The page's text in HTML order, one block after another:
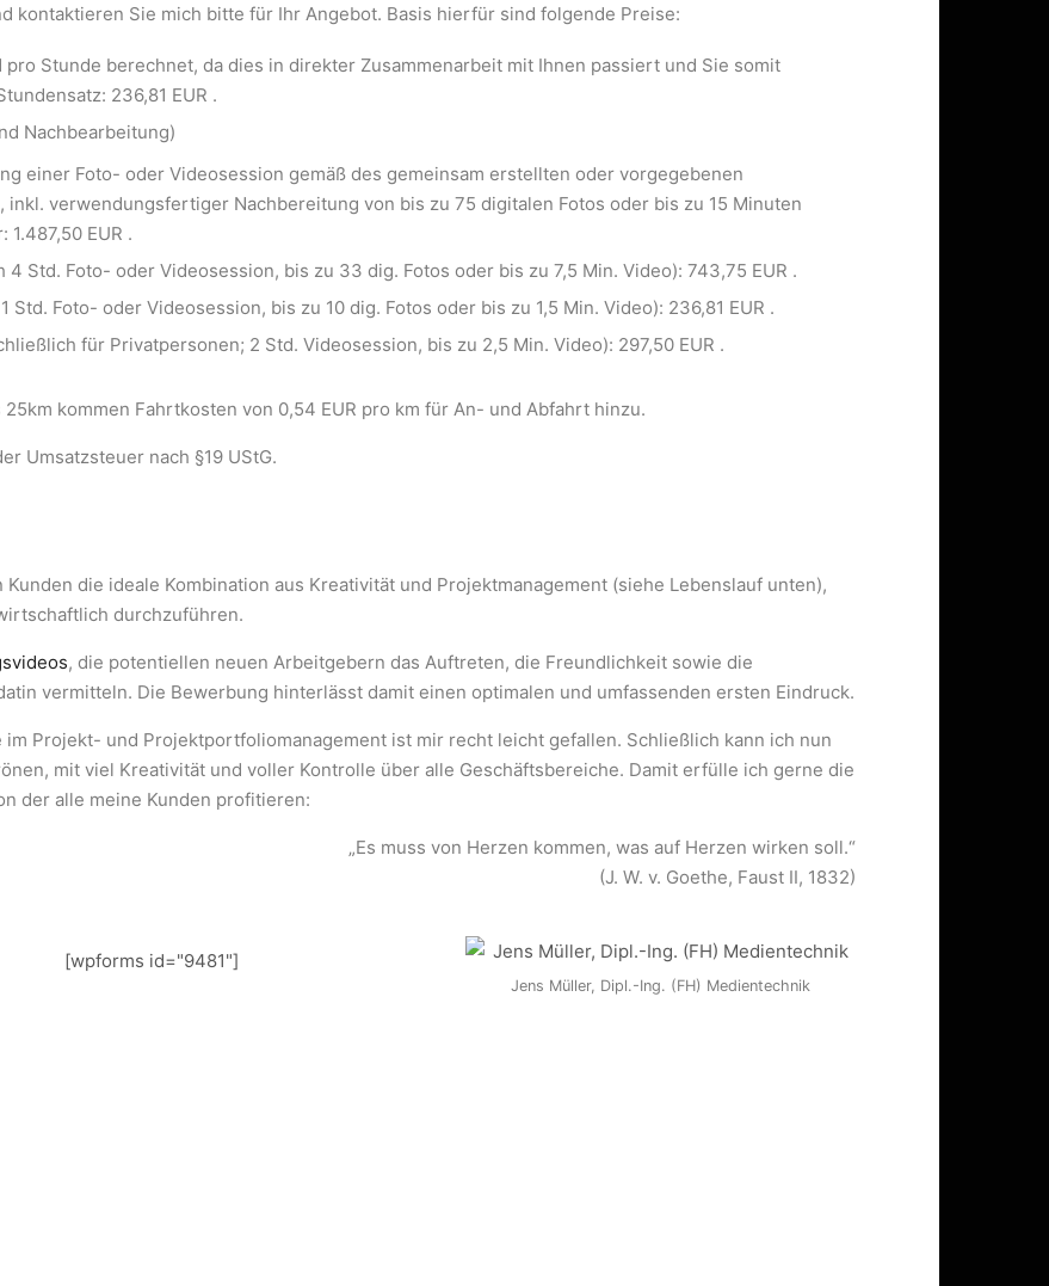
kontaktieren Sie mich bitte für Ihr Angebot. Basis hierfür sind folgende Preise:
Stunde berechnet, da dies in direkter Zusammenarbeit mit Ihnen passiert und Sie somit
236,81 EUR .
Nachbearbeitung)
einer Foto- oder Videosession gemäß des gemeinsam erstellten oder vorgegebenen
verwendungsfertiger Nachbereitung von bis zu 75 digitalen Fotos oder bis zu 15 Minuten
EUR .
4 Std. Foto- oder Videosession, bis zu 33 dig. Fotos oder bis zu 7,5 Min. Video): 743,75 EUR .
Std. Foto- oder Videosession, bis zu 10 dig. Fotos oder bis zu 1,5 Min. Video): 236,81 EUR .
für Privatpersonen; 2 Std. Videosession, bis zu 2,5 Min. Video): 297,50 EUR .
kommen Fahrtkosten von 0,54 EUR pro km für An- und Abfahrt hinzu.
Umsatzsteuer nach §19 UStG.
die ideale Kombination aus Kreativität und Projektmanagement (siehe Lebenslauf unten),
durchzuführen.
, die potentiellen neuen Arbeitgebern das Auftreten, die Freundlichkeit sowie die
vermitteln. Die Bewerbung hinterlässt damit einen optimalen und umfassenden ersten Eindruck.
Projekt- und Projektportfoliomanagement ist mir recht leicht gefallen. Schließlich kann ich nun
mit viel Kreativität und voller Kontrolle über alle Geschäftsbereiche. Damit erfülle ich gerne die
der alle meine Kunden profitieren:
„Es muss von Herzen kommen, was auf Herzen wirken soll.“
(J. W. v. Goethe, Faust II, 1832)
[wpforms id="9481"]
Jens Müller, Dipl.-Ing. (FH) Medientechnik